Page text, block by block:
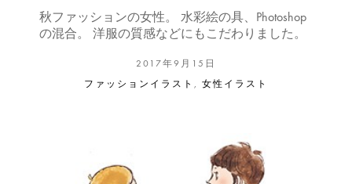
秋ファッションの女性。 水彩絵の具、Photoshop
の混合。 洋服の質感などにもこだわりました。
2017年9月15日
ファッションイラスト
女性イラスト